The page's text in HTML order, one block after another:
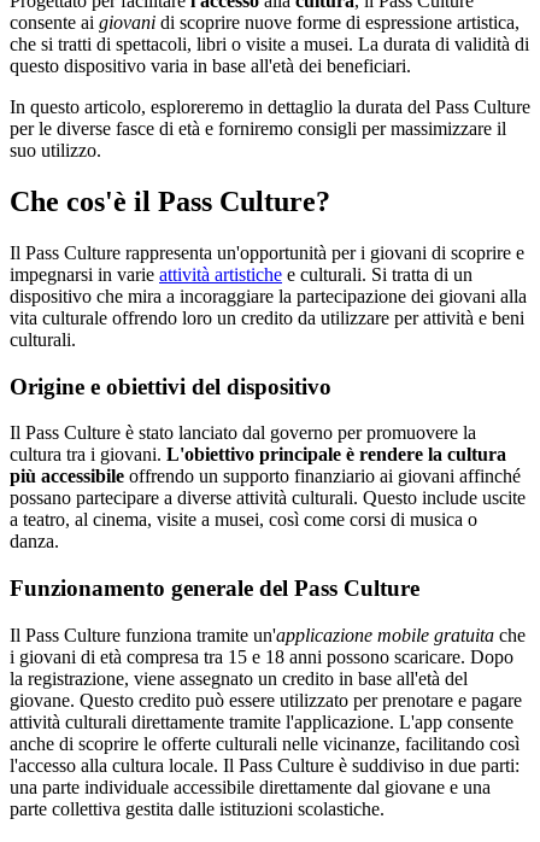
consente ai giovani di scoprire nuove forme di espressione artistica,
che si tratti di spettacoli, libri o visite a musei. La durata di validità di
questo dispositivo varia in base all'età dei beneficiari.
In questo articolo, esploreremo in dettaglio la durata del Pass Culture
per le diverse fasce di età e forniremo consigli per massimizzare il
suo utilizzo.
Che cos'è il Pass Culture?
Il Pass Culture rappresenta un'opportunità per i giovani di scoprire e
impegnarsi in varie attività artistiche e culturali. Si tratta di un
dispositivo che mira a incoraggiare la partecipazione dei giovani alla
vita culturale offrendo loro un credito da utilizzare per attività e beni
culturali.
Origine e obiettivi del dispositivo
Il Pass Culture è stato lanciato dal governo per promuovere la
cultura tra i giovani. L'obiettivo principale è rendere la cultura
più accessibile offrendo un supporto finanziario ai giovani affinché
possano partecipare a diverse attività culturali. Questo include uscite
a teatro, al cinema, visite a musei, così come corsi di musica o
danza.
Funzionamento generale del Pass Culture
Il Pass Culture funziona tramite un'applicazione mobile gratuita che
i giovani di età compresa tra 15 e 18 anni possono scaricare. Dopo
la registrazione, viene assegnato un credito in base all'età del
giovane. Questo credito può essere utilizzato per prenotare e pagare
attività culturali direttamente tramite l'applicazione. L'app consente
anche di scoprire le offerte culturali nelle vicinanze, facilitando così
l'accesso alla cultura locale. Il Pass Culture è suddiviso in due parti:
una parte individuale accessibile direttamente dal giovane e una
parte collettiva gestita dalle istituzioni scolastiche.